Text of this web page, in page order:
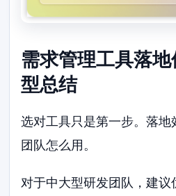
需求管理工具落
型总结
选对工具只是第一步。落
团队怎么用。
对于中大型研发团队，建议